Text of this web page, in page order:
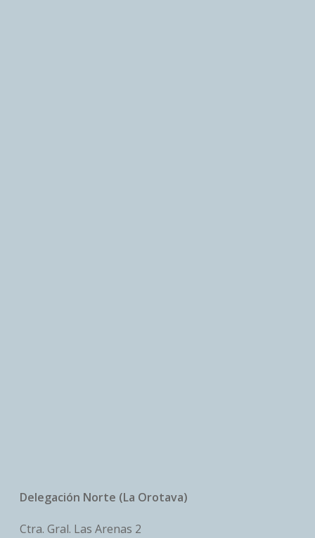
Delegación Norte (La Orotava)
Ctra. Gral. Las Arenas 2